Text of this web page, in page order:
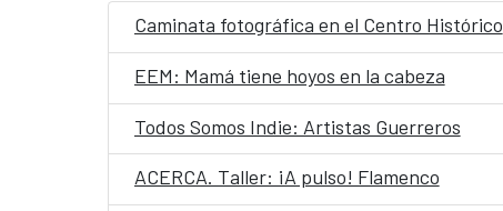
Caminata fotográfica en el Centro Histórico
EEM: Mamá tiene hoyos en la cabeza
Todos Somos Indie: Artistas Guerreros
ACERCA. Taller: ¡A pulso! Flamenco